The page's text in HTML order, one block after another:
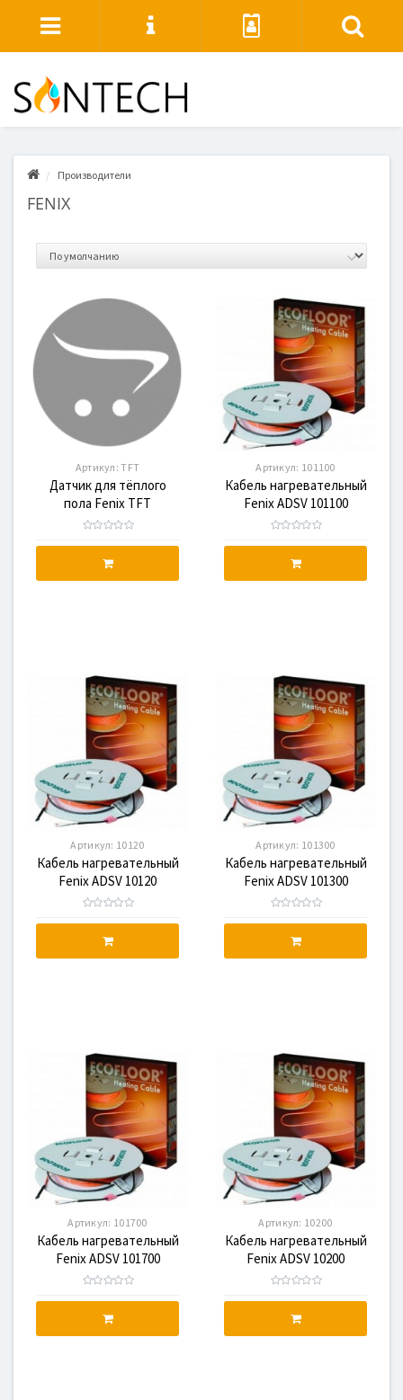
Производители
FENIX
Артикул:TFT
Датчик для тёплого
пола Fenix TFT
Артикул: 101100
Кабель нагревательный
Fenix ADSV 101100
Артикул: 10120
Кабель нагревательный
Fenix ADSV 10120
Артикул: 101300
Кабель нагревательный
Fenix ADSV 101300
Артикул: 101700
Кабель нагревательный
Fenix ADSV 101700
Артикул: 10200
Кабель нагревательный
Fenix ADSV 10200